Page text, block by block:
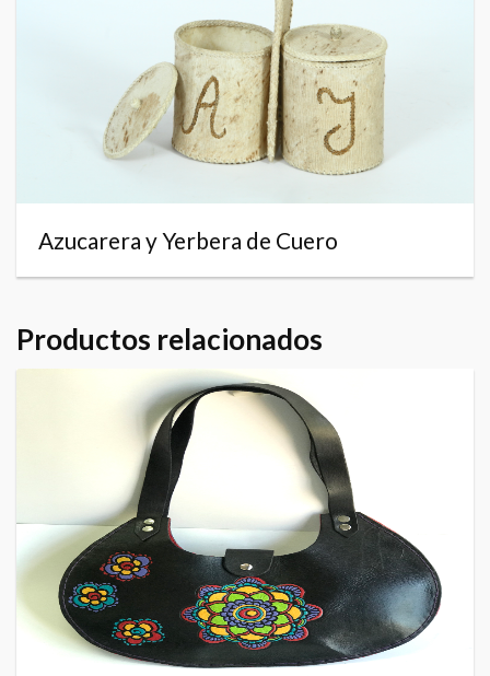
Azucarera y Yerbera de Cuero
Productos relacionados